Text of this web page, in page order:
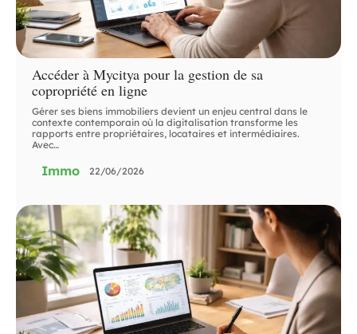
Accéder à Mycitya pour la gestion de sa
copropriété en ligne
Gérer ses biens immobiliers devient un enjeu central dans le
contexte contemporain où la digitalisation transforme les
rapports entre propriétaires, locataires et intermédiaires.
Avec…
Immo 22/06/2026